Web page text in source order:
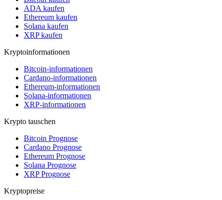
ADA kaufen
Ethereum kaufen
Solana kaufen
XRP kaufen
Kryptoinformationen
Bitcoin-informationen
Cardano-informationen
Ethereum-informationen
Solana-informationen
XRP-informationen
Krypto tauschen
Bitcoin Prognose
Cardano Prognose
Ethereum Prognose
Solana Prognose
XRP Prognose
Kryptopreise